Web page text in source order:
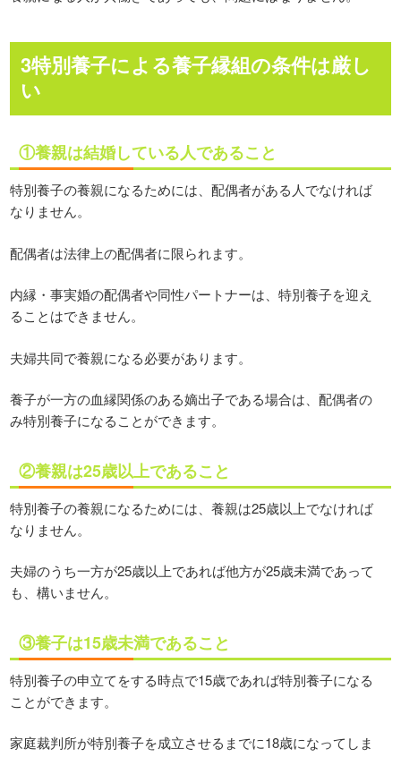
3特別養子による養子縁組の条件は厳し
い
①養親は結婚している人であること
特別養子の養親になるためには、配偶者がある人でなければ
なりません。
配偶者は法律上の配偶者に限られます。
内縁・事実婚の配偶者や同性パートナーは、特別養子を迎え
ることはできません。
夫婦共同で養親になる必要があります。
養子が一方の血縁関係のある嫡出子である場合は、配偶者の
み特別養子になることができます。
②養親は25歳以上であること
特別養子の養親になるためには、養親は25歳以上でなければ
なりません。
夫婦のうち一方が25歳以上であれば他方が25歳未満であって
も、構いません。
③養子は15歳未満であること
特別養子の申立てをする時点で15歳であれば特別養子になる
ことができます。
家庭裁判所が特別養子を成立させるまでに18歳になってしま